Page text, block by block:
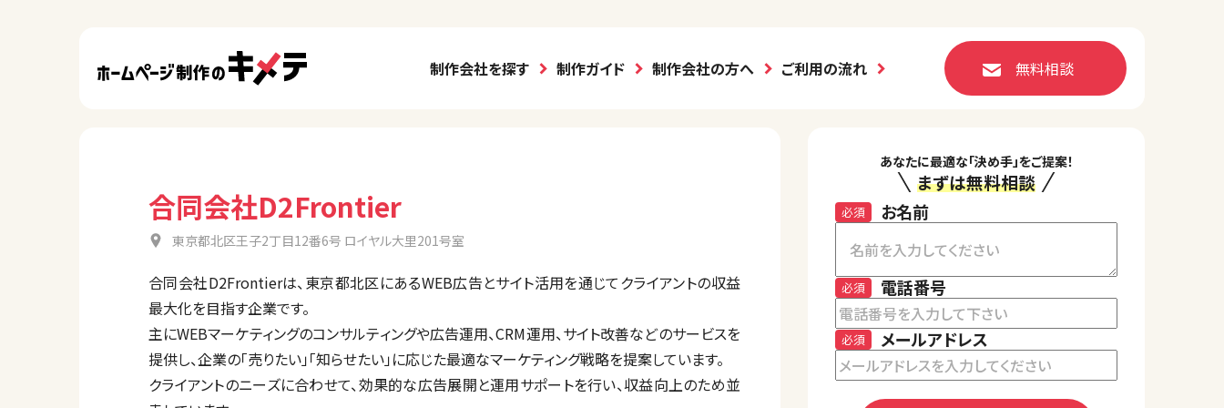
制作会社を探す 制作ガイド 制作会社の方へ ご利用の流れ 無料相談
合同会社D2Frontier
東京都北区王子2丁目12番6号 ロイヤル大里201号室
合同会社D2Frontierは、東京都北区にあるWEB広告とサイト活用を通じてクライアントの収益
最大化を目指す企業です。
主にWEBマーケティングのコンサルティングや広告運用、CRM運用、サイト改善などのサービスを
提供し、企業の「売りたい」「知らせたい」に応じた最適なマーケティング戦略を提案しています。
クライアントのニーズに合わせて、効果的な広告展開と運用サポートを行い、収益向上のため並
あなたに最適な「決め手」をご提案！
まずは無料相談
お名前
必須
電話番号
必須
メールアドレス
必須